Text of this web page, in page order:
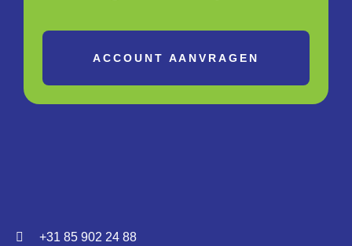
ACCOUNT AANVRAGEN
+31 85 902 24 88